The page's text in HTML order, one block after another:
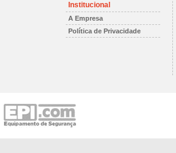
Institucional
A Empresa
Política de Privacidade